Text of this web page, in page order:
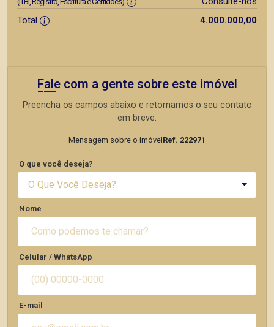
Total
4.000.000,00
Fale com a gente sobre este imóvel
Preencha os campos abaixo e retornamos o seu contato
em breve.
Mensagem sobre o imóvelRef. 222971
O que você deseja?
O Que Você Deseja?
Nome
Celular / WhatsApp
E-mail